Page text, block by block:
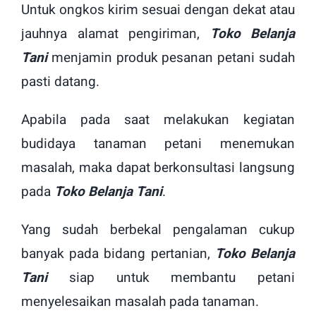
Untuk ongkos kirim sesuai dengan dekat atau
jauhnya alamat pengiriman,
Toko Belanja
Tanimenjamin produk pesanan petani sudah
pasti datang.
Apabila pada saat melakukan kegiatan
budidaya tanaman petani menemukan
masalah, maka dapat berkonsultasi langsung
pada Toko Belanja Tani.
Yang sudah berbekal pengalaman cukup
banyak pada bidang pertanian, Toko Belanja
Tani siap untuk membantu petani
menyelesaikan masalah pada tanaman.